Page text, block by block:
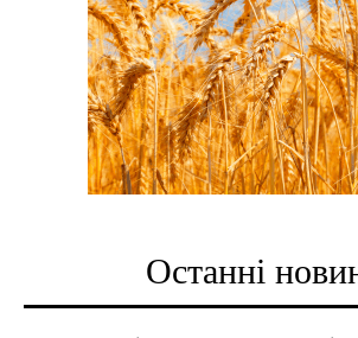
Останні